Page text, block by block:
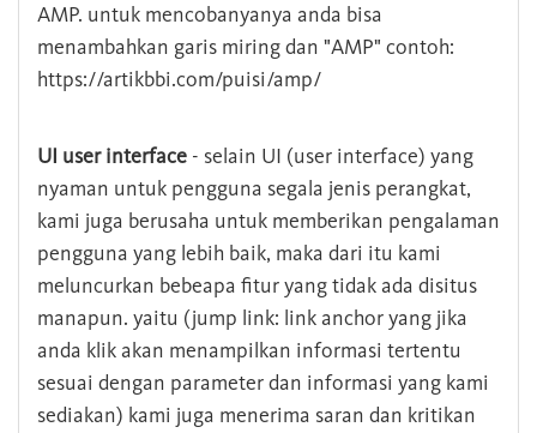
AMP. untuk mencobanyanya anda bisa
menambahkan garis miring dan "AMP" contoh:
https://artikbbi.com/puisi/amp/
UI user interface - selain UI (user interface) yang
nyaman untuk pengguna segala jenis perangkat,
kami juga berusaha untuk memberikan pengalaman
pengguna yang lebih baik, maka dari itu kami
meluncurkan bebeapa fitur yang tidak ada disitus
manapun. yaitu (jump link: link anchor yang jika
anda klik akan menampilkan informasi tertentu
sesuai dengan parameter dan informasi yang kami
sediakan) kami juga menerima saran dan kritikan